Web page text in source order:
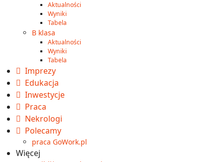
Aktualności
Wyniki
Tabela
B klasa
Aktualności
Wyniki
Tabela
Imprezy
Edukacja
Inwestycje
Praca
Nekrologi
Polecamy
praca GoWork.pl
Więcej